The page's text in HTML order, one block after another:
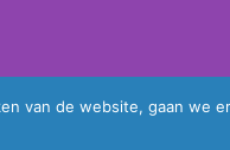
van de website, gaan we